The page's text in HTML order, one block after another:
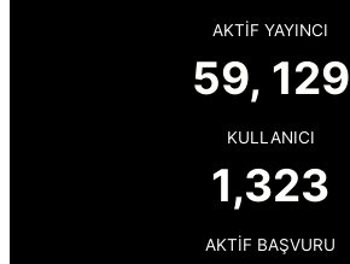
AKTIF YAYINCI
59, 129
KULLANICI
1,323
AKTIF BAŞVURU